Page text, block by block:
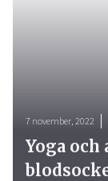
7 november, 2022
Yoga